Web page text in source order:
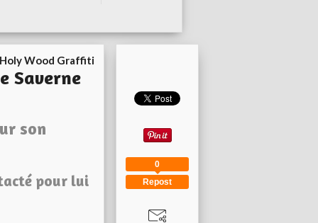
Holy Wood Graffiti
Saverne
son
pour lui
Repost
0